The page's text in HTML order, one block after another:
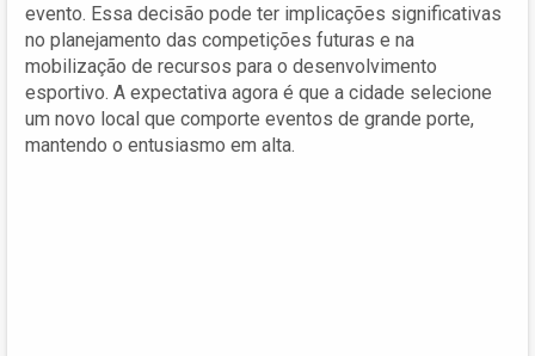
evento. Essa decisão pode ter implicações significativas
no planejamento das competições futuras e na
mobilização de recursos para o desenvolvimento
esportivo. A expectativa agora é que a cidade selecione
um novo local que comporte eventos de grande porte,
mantendo o entusiasmo em alta.